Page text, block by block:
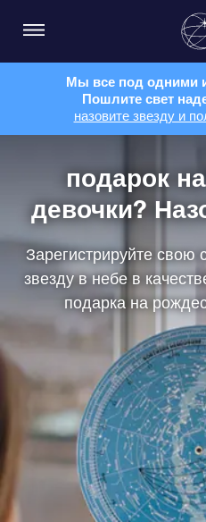
Мы все под одними
Пошлите свет
назовите звезду и
подарок
девочки?
Зарегистрируйте
звезду в небе в
подарка на